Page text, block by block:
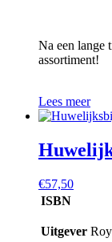
Na een lange
assortiment!
Lees meer
€57,50
ISBN
Uitgever